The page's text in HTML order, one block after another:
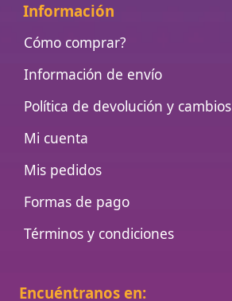
Información
Cómo comprar?
Información de envío
Política de devolución y cambios
Mi cuenta
Mis pedidos
Formas de pago
Términos y condiciones
Encuéntranos en: